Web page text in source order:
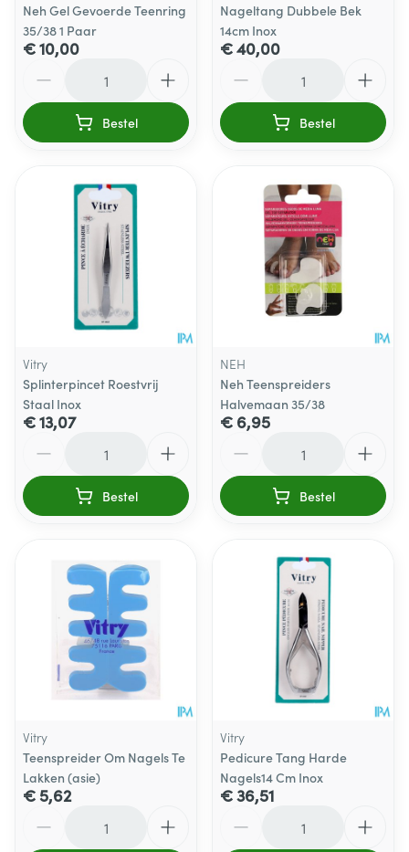
Neh Gel Gevoerde Teenring
35/38 1 Paar
€ 10,00
Bestel
Nageltang Dubbele Bek
14cm Inox
€ 40,00
Bestel
Vitry
Splinterpincet Roestvrij
Staal Inox
€ 13,07
Bestel
NEH
Neh Teenspreiders
Halvemaan 35/38
€ 6,95
Bestel
Vitry
Teenspreider Om Nagels Te
Lakken (asie)
€ 5,62
Vitry
Pedicure Tang Harde
Nagels14 Cm Inox
€ 36,51